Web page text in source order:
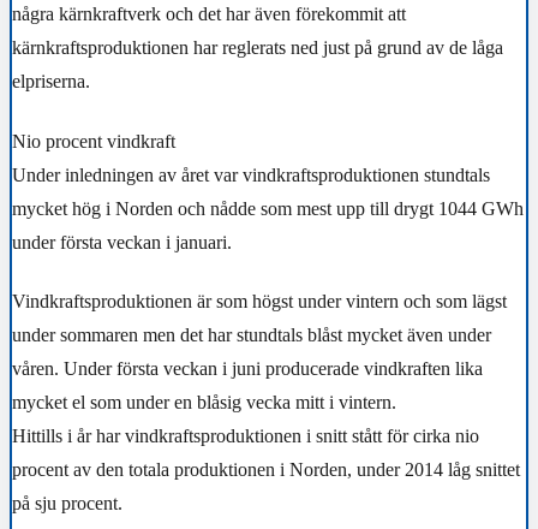
några kärnkraftverk och det har även förekommit att
kärnkraftsproduktionen har reglerats ned just på grund av de låga
elpriserna.
Nio procent vindkraft
Under inledningen av året var vindkraftsproduktionen stundtals
mycket hög i Norden och nådde som mest upp till drygt 1044 GWh
under första veckan i januari.
Vindkraftsproduktionen är som högst under vintern och som lägst
under sommaren men det har stundtals blåst mycket även under
våren. Under första veckan i juni producerade vindkraften lika
mycket el som under en blåsig vecka mitt i vintern.
Hittills i år har vindkraftsproduktionen i snitt stått för cirka nio
procent av den totala produktionen i Norden, under 2014 låg snittet
på sju procent.